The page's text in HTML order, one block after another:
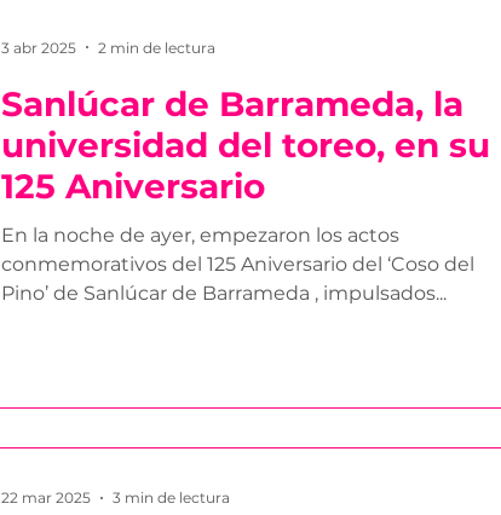
Sanlúcar de Barrameda, la
universidad del toreo, en su
125 Aniversario
En la noche de ayer, empezaron los actos
conmemorativos del 125 Aniversario del ‘Coso del
Pino’ de Sanlúcar de Barrameda , impulsados...
3 abr 2025 2 min de lectura
22 mar 2025 3 min de lectura